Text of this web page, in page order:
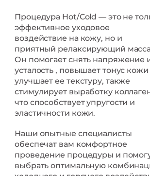
Процедура Hot/Cold — это не
эффективное уходовое
воздействие на кожу, но и
приятный релаксирующий
Он помогает снять напряжение
усталость , повышает тонус кожи
улучшает ее текстуру, также
стимулирует выработку
что способствует упругости и
эластичности кожи.
Наши опытные специалисты
обеспечат вам комфортное
проведение процедуры и
выбрать оптимальную